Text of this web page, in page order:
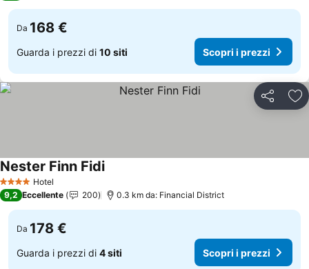
Da 168 €
Guarda i prezzi di 10 siti Scopri i prezzi
Condividi
4 Stelle Hotel
Nester Finn Fidi
9,2 Eccellente 200 0.3 km da: Financial District
Da 178 €
Guarda i prezzi di 4 siti Scopri i prezzi